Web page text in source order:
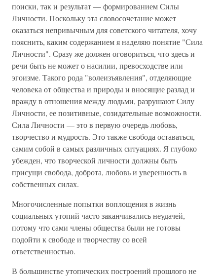
поиски, так и результат — формированием Силы
Личности. Поскольку эта словосочетание может
оказаться непривычным для советского читателя, хочу
пояснить, каким содержанием я наделяю понятие "Сила
Личности". Сразу же должен оговориться, что здесь и
речи быть не может о насилии, превосходстве или
эгоизме. Такого рода "волеизъявления", отделяющие
человека от общества и природы и вносящие разлад и
вражду в отношения между людьми, разрушают Силу
Личности, ее позитивные, созидательные возможности.
Сила Личности — это в первую очередь любовь,
творчество и мудрость. Это также свобода оставаться,
самим собой в самых различных ситуациях. Я глубоко
убежден, что творческой личности должны быть
присущи свобода, доброта, любовь и уверенность в
собственных силах.
Многочисленные попытки воплощения в жизнь
социальных утопий часто заканчивались неудачей,
потому что сами члены общества были не готовы
подойти к свободе и творчеству со всей
ответственностью.
В большинстве утопических построений прошлого не